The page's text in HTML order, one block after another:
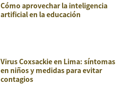
Cómo aprovechar la inteligencia
artificial en la educación
Virus Coxsackie en Lima: síntomas
en niños y medidas para evitar
contagios